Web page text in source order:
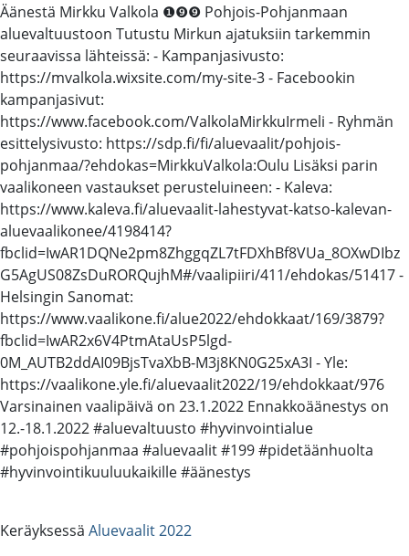
Äänestä Mirkku Valkola ❶❾❾ Pohjois-Pohjanmaan
aluevaltuustoon Tutustu Mirkun ajatuksiin tarkemmin
seuraavissa lähteissä: - Kampanjasivusto:
https://mvalkola.wixsite.com/my-site-3 - Facebookin
kampanjasivut:
https://www.facebook.com/ValkolaMirkkuIrmeli - Ryhmän
esittelysivusto: https://sdp.fi/fi/aluevaalit/pohjois-
pohjanmaa/?ehdokas=MirkkuValkola:Oulu Lisäksi parin
vaalikoneen vastaukset perusteluineen: - Kaleva:
https://www.kaleva.fi/aluevaalit-lahestyvat-katso-kalevan-
aluevaalikonee/4198414?
fbclid=IwAR1DQNe2pm8ZhggqZL7tFDXhBf8VUa_8OXwDIbz
G5AgUS08ZsDuRORQujhM#/vaalipiiri/411/ehdokas/51417 -
Helsingin Sanomat:
https://www.vaalikone.fi/alue2022/ehdokkaat/169/3879?
fbclid=IwAR2x6V4PtmAtaUsP5lgd-
0M_AUTB2ddAI09BjsTvaXbB-M3j8KN0G25xA3I - Yle:
https://vaalikone.yle.fi/aluevaalit2022/19/ehdokkaat/976
Varsinainen vaalipäivä on 23.1.2022 Ennakkoäänestys on
12.-18.1.2022 #aluevaltuusto #hyvinvointialue
#pohjoispohjanmaa #aluevaalit #199 #pidetäänhuolta
#hyvinvointikuuluukaikille #äänestys
Keräyksessä Aluevaalit 2022